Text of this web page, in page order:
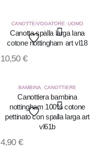
lista
dei
desideri
Aggiungi
lista
dei
desideri
CANOTTE/VOGATORE UOMO
Canotta spalla larga lana
cotone nottingham art vl18
10,50 €
Aggiungi
BAMBINA CANOTTIERE
Canottiera bambina
nottingham 100% cotone
pettinato con spalla larga art
vl61b
4,90 €